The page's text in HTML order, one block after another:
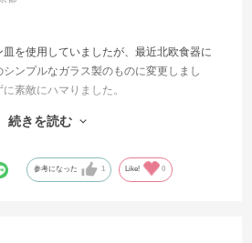
を使用していましたが、最近北欧食器に
ンプルなガラス製のものに変更しまし
素敵にハマりました。
す。見た目良し、性能良しでテーブルがオ
続きを読む
参考になった 1 Like! 0